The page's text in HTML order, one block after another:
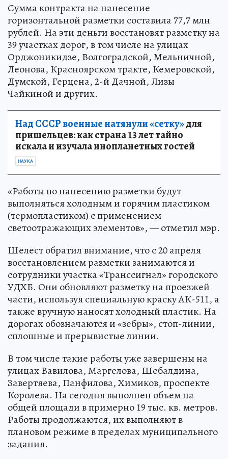
Сумма контракта на нанесение
горизонтальной разметки составила 77,7 млн
рублей. На эти деньги восстановят разметку на
39 участках дорог, в том числе на улицах
Орджоникидзе, Волгоградской, Мельничной,
Леонова, Красноярском тракте, Кемеровской,
Думской, Герцена, 2-й Дачной, Лизы
Чайкиной и других.
Над СССР военные натянули «сетку»для
пришельцев: как страна 13 лет тайно
искала и изучала инопланетных гостей
НАУКА
«Работы по нанесению разметки будут
выполняться холодным и горячим пластиком
(термопластиком) с применением
светоотражающих элементов», — отметил мэр.
Шелест обратил внимание, что с 20 апреля
восстановлением разметки занимаются и
сотрудники участка «Транссигнал» городского
УДХБ. Они обновляют разметку на проезжей
части, используя специальную краску АК-511, а
также вручную наносят холодный пластик. На
дорогах обозначаются и «зебры», стоп-линии,
сплошные и прерывистые линии.
В том числе такие работы уже завершены на
улицах Вавилова, Маргелова, Шебалдина,
Завертяева, Панфилова, Химиков, проспекте
Королева. На сегодня выполнен объем на
общей площади в примерно 19 тыс. кв. метров.
Работы продолжаются, их выполняют в
плановом режиме в пределах муниципального
задания.